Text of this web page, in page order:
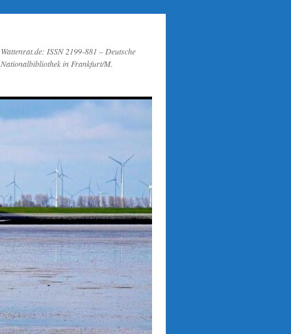
Wattenrat.de: ISSN 2199-881 – Deutsche
Nationalbibliothek in Frankfurt/M.